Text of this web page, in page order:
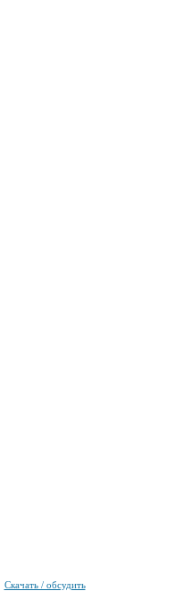
Скачать / обсудить